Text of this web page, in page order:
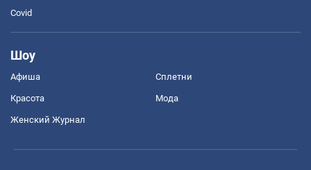
Covid
Шоу
Афиша Сплетни
Красота Мода
Женский Журнал